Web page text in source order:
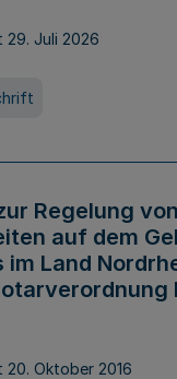
29. Juli 2026
Regelung von
auf dem
im Land
20. Oktober 2016